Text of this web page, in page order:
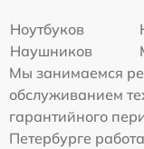
Ноутбуков
Наушников
Мы занимаемся
обслуживанием
гарантийного
Петербурге